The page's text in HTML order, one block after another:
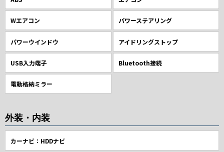
Wエアコン パワーステアリング
パワーウインドウ アイドリングストップ
USB入力端子 Bluetooth接続
電動格納ミラー
外装・内装
カーナビ：HDDナビ